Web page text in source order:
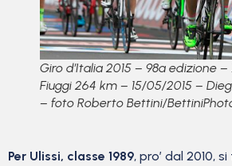
Giro d’Italia 2015 – 98a edizione
Fiuggi 264 km – 15/05/2015 –
– foto Roberto Bettini/
Per Ulissi, classe 1989, pro’ dal 2010,